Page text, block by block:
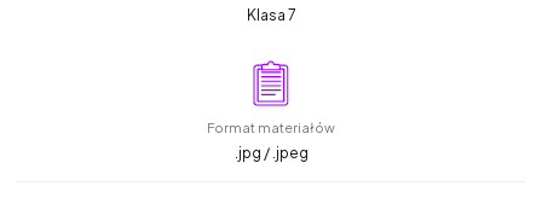
Klasa 7
Format materiałów
.jpg / .jpeg